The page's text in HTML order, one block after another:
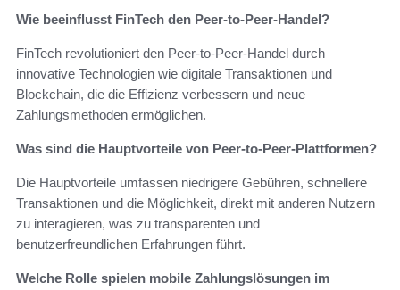
Wie beeinflusst FinTech den Peer-to-Peer-Handel?
FinTech revolutioniert den Peer-to-Peer-Handel durch
innovative Technologien wie digitale Transaktionen und
Blockchain, die die Effizienz verbessern und neue
Zahlungsmethoden ermöglichen.
Was sind die Hauptvorteile von Peer-to-Peer-Plattformen?
Die Hauptvorteile umfassen niedrigere Gebühren, schnellere
Transaktionen und die Möglichkeit, direkt mit anderen Nutzern
zu interagieren, was zu transparenten und
benutzerfreundlichen Erfahrungen führt.
Welche Rolle spielen mobile Zahlungslösungen im